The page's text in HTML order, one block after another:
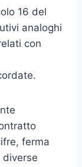
16 del
analoghi
con
ferma
diverse